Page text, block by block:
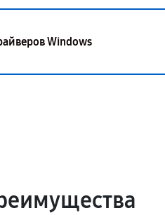
Windows